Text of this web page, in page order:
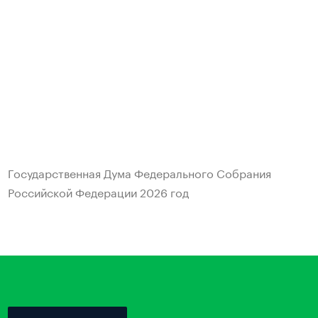
Государственная Дума Федерального Собрания
Российской Федерации 2026 год